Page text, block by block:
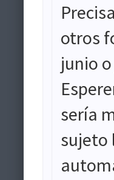
otros
junio
sería
sujeto